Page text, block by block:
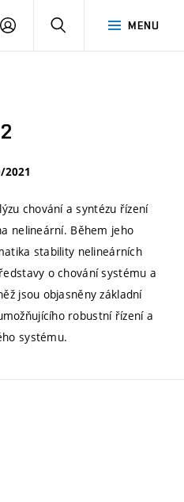
MENU
PŘIHLÁSIT
2021
chování a syntézu řízení
nelineární. Během jeho
stability nelineárních
o chování systému a
jsou objasněny základní
robustní řízení a
systému.